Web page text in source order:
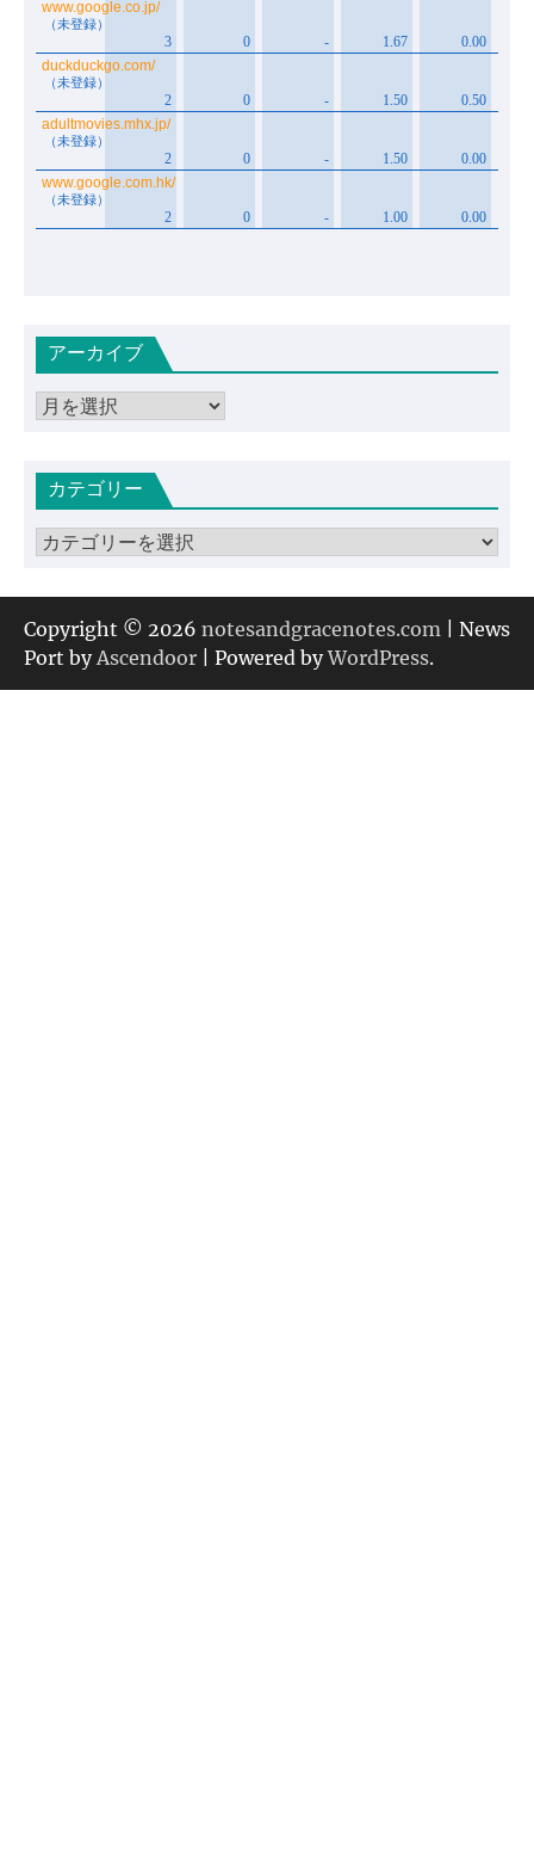
アーカイブ
ア
イカテゴリー
カ
ゴ
リ
ー
Copyright © 2026 notesandgracenotes.com | News
Port byAscendoor | Powered byWordPress.